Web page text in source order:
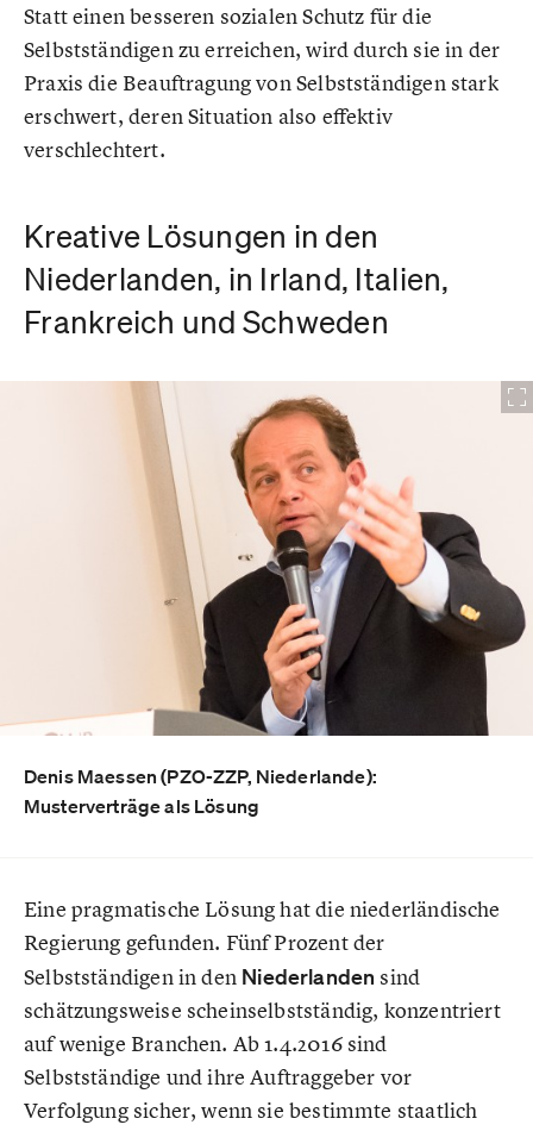
Statt einen besseren sozialen Schutz für die
Selbstständigen zu erreichen, wird durch sie in der
Praxis die Beauftragung von Selbstständigen stark
erschwert, deren Situation also effektiv
verschlechtert.
Kreative Lösungen in den
Niederlanden, in Irland, Italien,
Frankreich und Schweden
Denis Maessen (PZO-ZZP, Niederlande):
Musterverträge als Lösung
Eine pragmatische Lösung hat die niederländische
Regierung gefunden. Fünf Prozent der
Selbstständigen in den Niederlanden sind
schätzungsweise scheinselbstständig, konzentriert
auf wenige Branchen. Ab 1.4.2016 sind
Selbstständige und ihre Auftraggeber vor
Verfolgung sicher, wenn sie bestimmte staatlich